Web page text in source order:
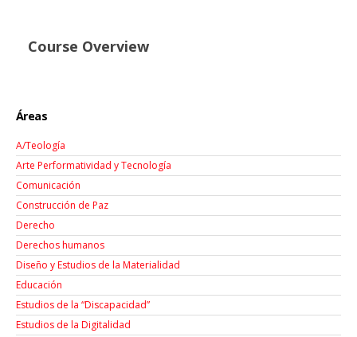
Course Overview
Áreas
A/Teología
Arte Performatividad y Tecnología
Comunicación
Construcción de Paz
Derecho
Derechos humanos
Diseño y Estudios de la Materialidad
Educación
Estudios de la “Discapacidad”
Estudios de la Digitalidad